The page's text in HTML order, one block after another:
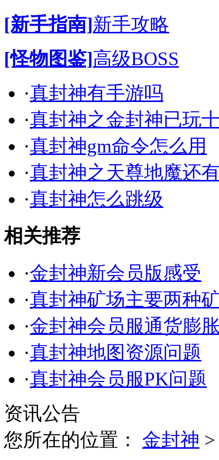
[新手指南]新手攻略
[怪物图鉴]高级BOSS
·真封神有手游吗
·真封神之金封神已玩
·真封神gm命令怎么用
·真封神之天尊地魔还
·真封神怎么跳级
相关推荐
·金封神新会员版感受
·真封神矿场主要两种
·金封神会员服通货膨
·真封神地图资源问题
·真封神会员服PK问题
资讯公告
您所在的位置： 金封神